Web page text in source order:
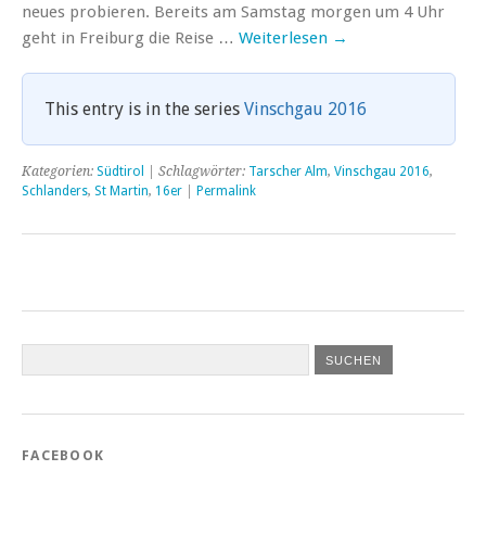
neues probieren. Bereits am Samstag morgen um 4 Uhr
geht in Freiburg die Reise … Weiterlesen →
This entry is in the series Vinschgau 2016
Kategorien: Südtirol | Schlagwörter: Tarscher Alm, Vinschgau 2016,
Schlanders, St Martin, 16er Permalink
FACEBOOK